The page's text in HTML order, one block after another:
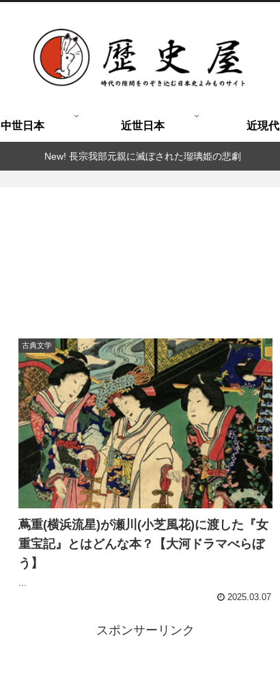
中世日本 近世日本 近現代
New! 長宗我部元親に滅ぼされた瑠璃姫の悲劇
古典文学
蔦重(横浜流星)が瀬川(小芝風花)に渡した『女
重宝記』とはどんな本？【大河ドラマべらぼ
う】
2025.03.07
スポンサーリンク